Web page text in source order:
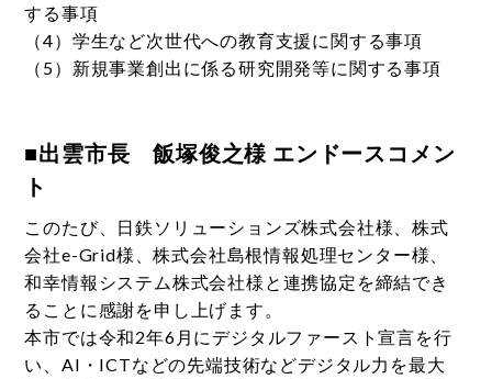
する事項
（4）学生など次世代への教育支援に関する事項
（5）新規事業創出に係る研究開発等に関する事項
■出雲市長 飯塚俊之様 エンドースコメン
ト
このたび、日鉄ソリューションズ株式会社様、株式
会社e-Grid様、株式会社島根情報処理センター様、
和幸情報システム株式会社様と連携協定を締結でき
ることに感謝を申し上げます。
本市では令和2年6月にデジタルファースト宣言を行
い、AI・ICTなどの先端技術などデジタル力を最大